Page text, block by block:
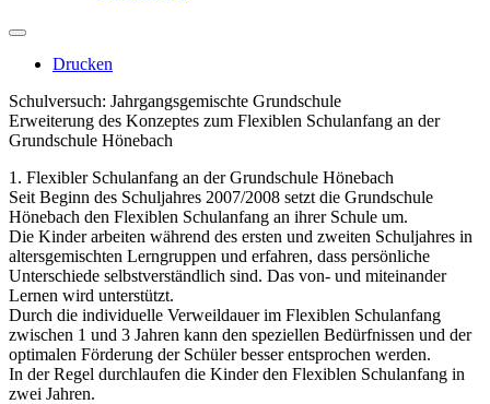
Drucken
Schulversuch: Jahrgangsgemischte Grundschule
Erweiterung des Konzeptes zum Flexiblen Schulanfang an der
Grundschule Hönebach
1. Flexibler Schulanfang an der Grundschule Hönebach
Seit Beginn des Schuljahres 2007/2008 setzt die Grundschule
Hönebach den Flexiblen Schulanfang an ihrer Schule um.
Die Kinder arbeiten während des ersten und zweiten Schuljahres in
altersgemischten Lerngruppen und erfahren, dass persönliche
Unterschiede selbstverständlich sind. Das von- und miteinander
Lernen wird unterstützt.
Durch die individuelle Verweildauer im Flexiblen Schulanfang
zwischen 1 und 3 Jahren kann den speziellen Bedürfnissen und der
optimalen Förderung der Schüler besser entsprochen werden.
In der Regel durchlaufen die Kinder den Flexiblen Schulanfang in
zwei Jahren.